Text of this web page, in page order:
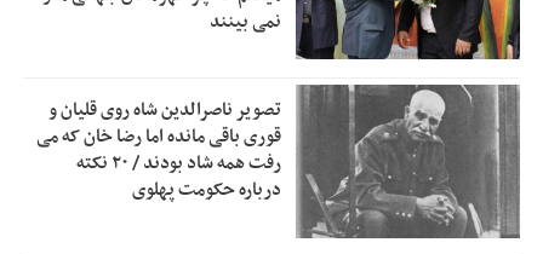
8:51
شد
8:41 فریدون جیرانی: اکبر عبدی حیف شد
0:58
تسهیلات اشتغالزایی در اختیار نهادهای حمایتی باید براساس
اولویت‌های گیلان پرداخت شود
2:53
زمان جلسه سرنوشت‌ساز هیات رئیسه فدراسیون فوتبال با حضور
قلعه‌نویی مشخص شد
نمی بینند
تصویر ناصرالدین شاه روی قلیان و
قوری باقی مانده اما رضا خان که می
رفت همه شاد بودند / ۲۰ نکته
درباره حکومت پهلوی